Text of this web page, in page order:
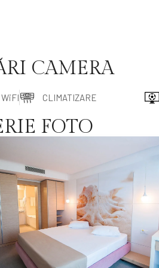
CAMERA
WiFI CLIMATIZARE
FOTO